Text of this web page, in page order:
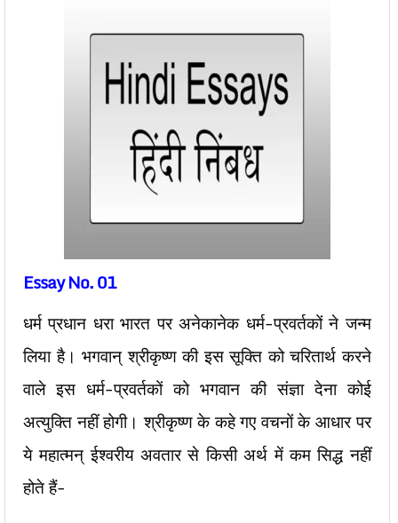
Essay No. 01
धर्म प्रधान धरा भारत पर अनेकानेक धर्म-प्रवर्तकों ने जन्म
लिया है। भगवान् श्रीकृष्ण की इस सूक्ति को चरितार्थ करने
वाले इस धर्म-प्रवर्तकों को भगवान की संज्ञा देना कोई
अत्युक्ति नहीं होगी। श्रीकृष्ण के कहे गए वचनों के आधार पर
ये महात्मन् ईश्वरीय अवतार से किसी अर्थ में कम सिद्ध नहीं
होते हैं-